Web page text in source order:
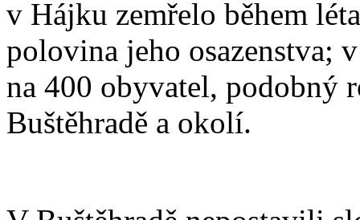
v Hájku zemřelo během
polovina jeho osazenstva;
na 400 obyvatel, podobný
Buštěhradě a okolí.